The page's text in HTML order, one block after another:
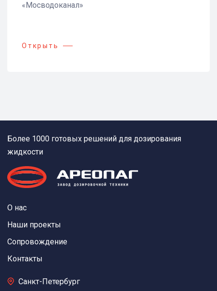
«Мосводоканал»
Открыть
Более 1000 готовых решений для дозирования
жидкости
О нас
Наши проекты
Сопровождение
Контакты
Санкт-Петербург